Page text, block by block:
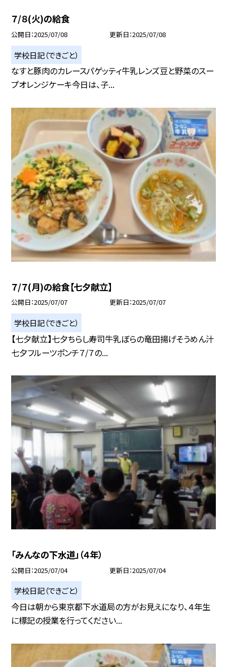
７/８(火)の給食
公開日 2025/07/08 更新日 2025/07/08
学校日記（できごと）
なすと豚肉のカレースパゲッティ牛乳レンズ豆と野菜のスー
プオレンジケーキ今日は、子...
７/７(月)の給食【七夕献立】
公開日 2025/07/07 更新日 2025/07/07
学校日記（できごと）
【七夕献立】七夕ちらし寿司牛乳ぼらの竜田揚げそうめん汁
七夕フルーツポンチ７/７の...
「みんなの下水道」（４年）
公開日 2025/07/04 更新日 2025/07/04
学校日記（できごと）
今日は朝から東京都下水道局の方がお見えになり、４年生
に標記の授業を行ってください...